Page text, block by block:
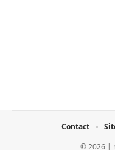
© 2026 |
Contact